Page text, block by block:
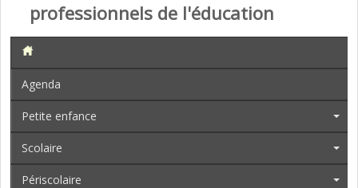
professionnels de l'éducation
Agenda
Petite enfance
Scolaire
Périscolaire